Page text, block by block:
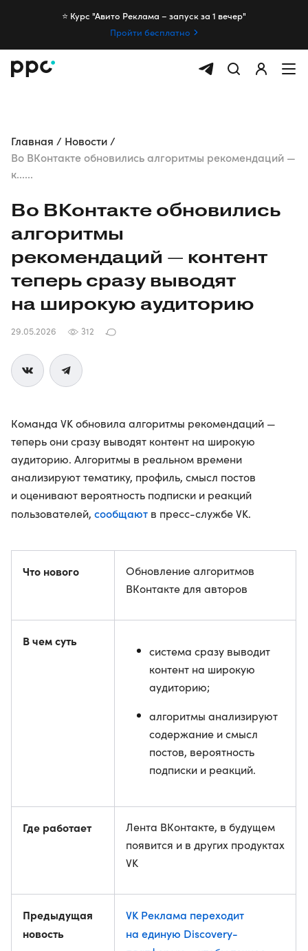
⭐️ Курс "Авито Реклама – запуск за 1 вечер"
Пройти бесплатно
Главная
Новости
Во ВКонтакте обновились алгоритмы рекомендаций —
к......
Во ВКонтакте обновились
алгоритмы
рекомендаций — контент
теперь сразу выводят
на широкую аудиторию
29.05.2026 312
Команда VK обновила алгоритмы рекомендаций —
теперь они сразу выводят контент на широкую
аудиторию. Алгоритмы в реальном времени
анализируют тематику, профиль, смысл постов
и оценивают вероятность подписки и реакций
пользователей, сообщают в пресс-службе VK.
Что нового
Обновление алгоритмов
ВКонтакте для авторов
В чем суть
система сразу выводит
контент на широкую
аудиторию;
алгоритмы анализируют
содержание и смысл
постов, вероятность
подписки и реакций.
Где работает
Лента ВКонтакте, в будущем
появится и в других продуктах
VK
Предыдущая
новость
VK Реклама переходит
на единую Discovery-